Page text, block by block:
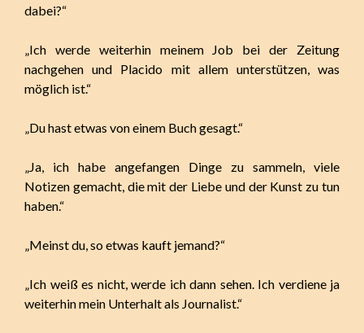
dabei?“
„Ich werde weiterhin meinem Job bei der Zeitung
nachgehen und Placido mit allem unterstützen, was
möglich ist.“
„Du hast etwas von einem Buch gesagt.“
„Ja, ich habe angefangen Dinge zu sammeln, viele
Notizen gemacht, die mit der Liebe und der Kunst zu tun
haben.“
„Meinst du, so etwas kauft jemand?“
„Ich weiß es nicht, werde ich dann sehen. Ich verdiene ja
weiterhin mein Unterhalt als Journalist.“